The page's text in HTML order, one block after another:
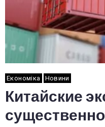
Економіка Новини
Китайские